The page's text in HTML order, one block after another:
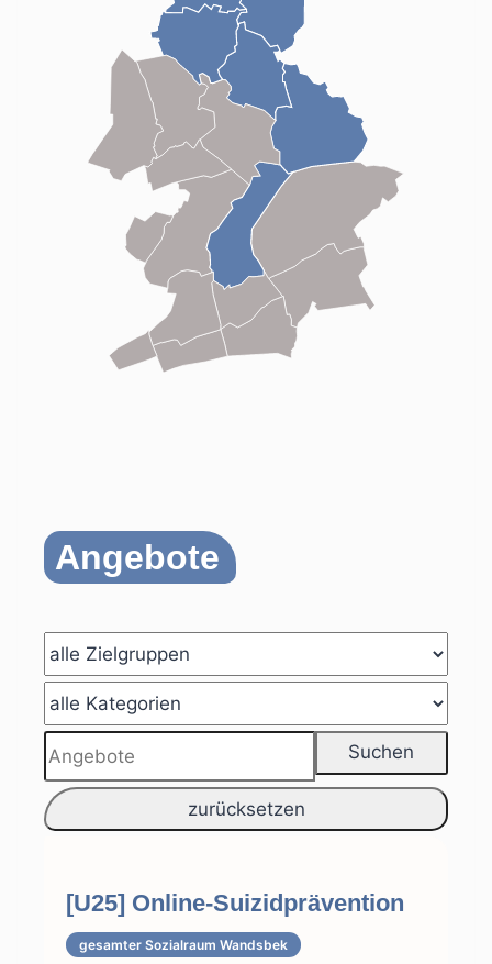
Angebote
[U25] Online-Suizidprävention
gesamter Sozialraum Wandsbek